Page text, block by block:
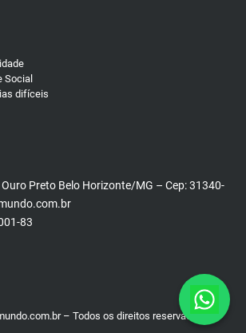
Social
difíceis
Preto Belo Horizonte/MG – Cep: 31340-
83
– Todos os direitos reservados